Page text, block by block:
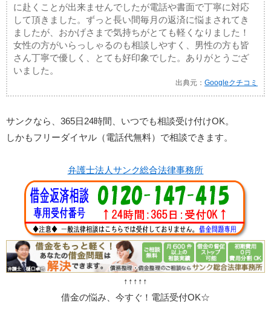
に赴くことが出来ませんでしたが電話や書面で丁寧に対応
して頂きました。ずっと長い間毎月の返済に悩まされてき
ましたが、おかげさまで気持ちがとても軽くなりました！
女性の方がいらっしゃるのも相談しやすく、男性の方も皆
さん丁寧で優しく、とても好印象でした。ありがとうござ
いました。
出典元：Googleクチコミ
サンクなら、365日24時間、いつでも相談受け付けOK。
しかもフリーダイヤル（電話代無料）で相談できます。
弁護士法人サンク総合法律事務所
↑↑↑↑↑
借金の悩み、今すぐ！電話受付OK☆